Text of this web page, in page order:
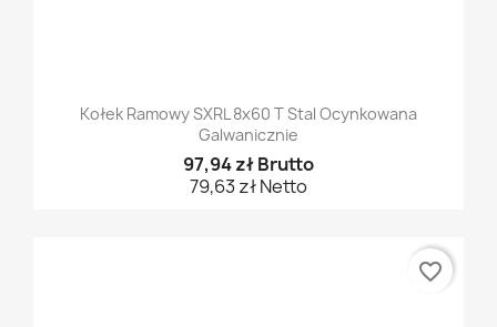
Kołek Ramowy SXRL 8x60 T Stal Ocynkowana
Galwanicznie
97,94 zł Brutto
79,63 zł Netto
favorite_border